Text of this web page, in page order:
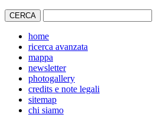
home
ricerca avanzata
mappa
newsletter
photogallery
credits e note legali
sitemap
chi siamo